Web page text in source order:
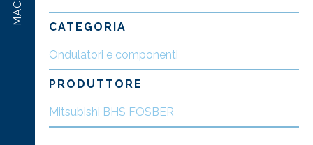
CATEGORIA
Ondulatori e componenti
PRODUTTORE
Mitsubishi BHS FOSBER